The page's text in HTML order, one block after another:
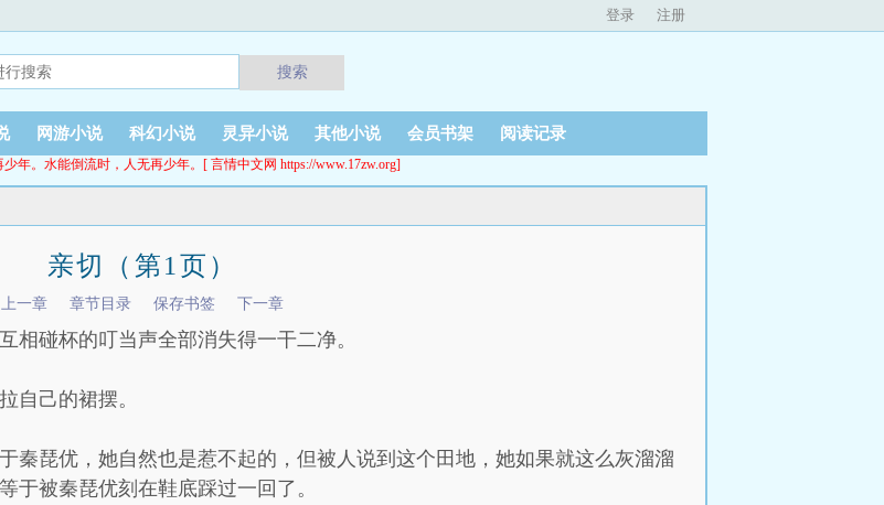
登录 注册
搜索
网游小说 科幻小说 灵异小说 其他小说 会员书架 阅读记录
年。水能倒流时，人无再少年。[ 言情中文网 https://www.17zw.org]
亲切（第1页）
上一章 章节目录 保存书签 下一章
相碰杯的叮当声全部消失得一干二净。
自己的裙摆。
秦琵优，她自然也是惹不起的，但被人说到这个田地，她如果就这么灰溜溜
于被秦琵优刻在鞋底踩过一回了。